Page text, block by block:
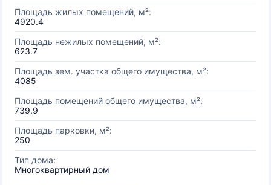
Площадь жилых помещений, м²:
4920.4
Площадь нежилых помещений, м²:
623.7
Площадь зем. участка общего имущества, м²:
4085
Площадь помещений общего имущества, м²:
739.9
Площадь парковки, м²:
250
Тип дома:
Многоквартирный дом